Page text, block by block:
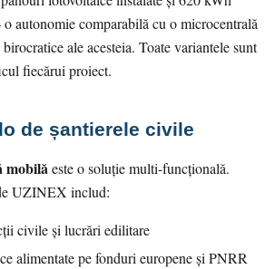
autonomie comparabilă cu o microcentrală
ale acesteia. Toate variantele sunt
fiecărui proiect.
de șantierele civile
mobilăeste o soluție multi-funcțională.
UZINEX includ:
civile și lucrări edilitare
alimentate pe fonduri europene și PNRR